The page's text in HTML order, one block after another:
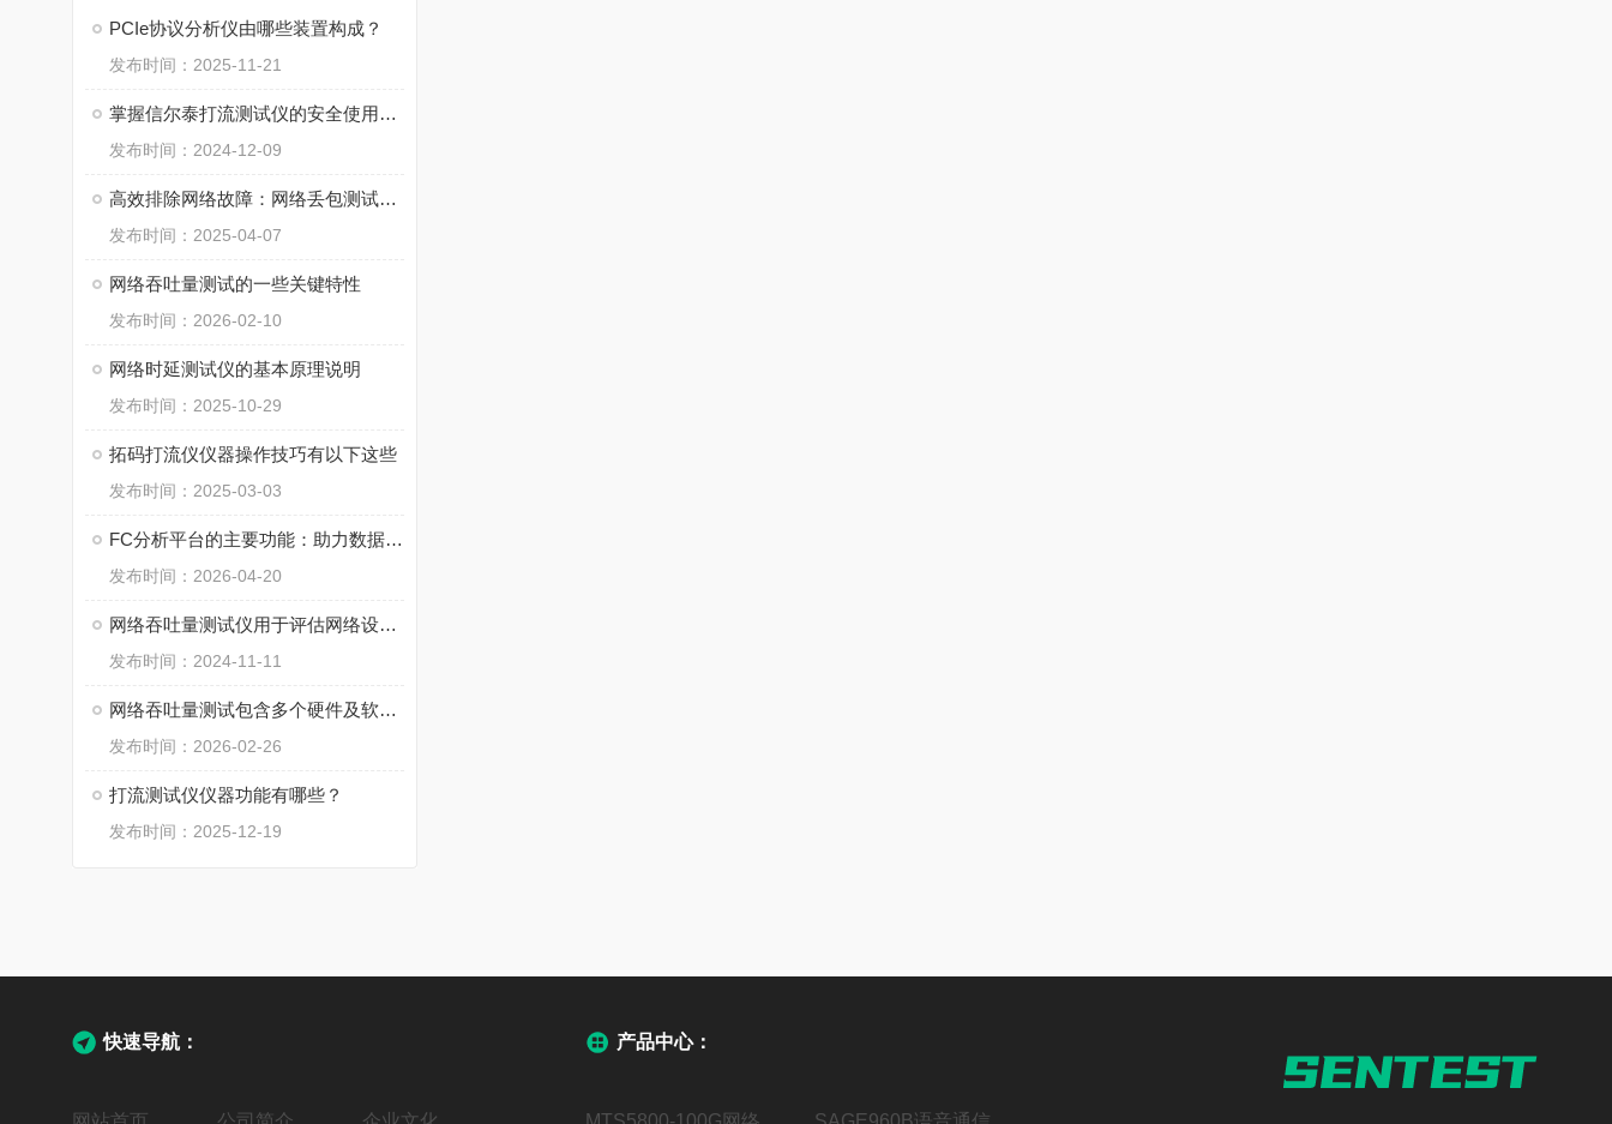
PCIe协议分析仪由哪些装置构成？
发布时间：2025-11-21
掌握信尔泰打流测试仪的安全使用秘籍
发布时间：2024-12-09
高效排除网络故障：网络丢包测试仪的实用价值
发布时间：2025-04-07
网络吞吐量测试的一些关键特性
发布时间：2026-02-10
网络时延测试仪的基本原理说明
发布时间：2025-10-29
拓码打流仪仪器操作技巧有以下这些
发布时间：2025-03-03
FC分析平台的主要功能：助力数据洞察与决策支持
发布时间：2026-04-20
网络吞吐量测试仪用于评估网络设备性能
发布时间：2024-11-11
网络吞吐量测试包含多个硬件及软件组件
发布时间：2026-02-26
打流测试仪仪器功能有哪些？
发布时间：2025-12-19
快速导航： 产品中心：